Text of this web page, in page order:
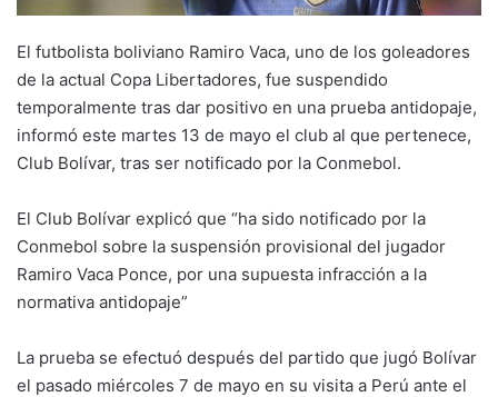
El futbolista boliviano Ramiro Vaca, uno de los goleadores
de la actual Copa Libertadores, fue suspendido
temporalmente tras dar positivo en una prueba antidopaje,
informó este martes 13 de mayo el club al que pertenece,
Club Bolívar, tras ser notificado por la Conmebol.
El Club Bolívar explicó que “ha sido notificado por la
Conmebol sobre la suspensión provisional del jugador
Ramiro Vaca Ponce, por una supuesta infracción a la
normativa antidopaje”
La prueba se efectuó después del partido que jugó Bolívar
el pasado miércoles 7 de mayo en su visita a Perú ante el